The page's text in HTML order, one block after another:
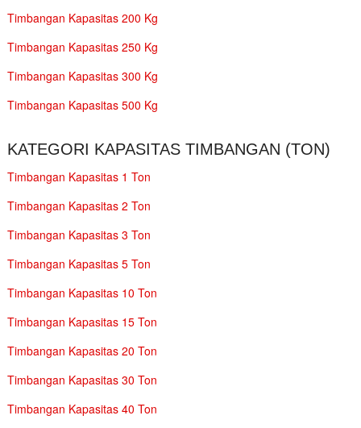
Timbangan Kapasitas 200 Kg
Timbangan Kapasitas 250 Kg
Timbangan Kapasitas 300 Kg
Timbangan Kapasitas 500 Kg
KATEGORI KAPASITAS TIMBANGAN (TON)
Timbangan Kapasitas 1 Ton
Timbangan Kapasitas 2 Ton
Timbangan Kapasitas 3 Ton
Timbangan Kapasitas 5 Ton
Timbangan Kapasitas 10 Ton
Timbangan Kapasitas 15 Ton
Timbangan Kapasitas 20 Ton
Timbangan Kapasitas 30 Ton
Timbangan Kapasitas 40 Ton